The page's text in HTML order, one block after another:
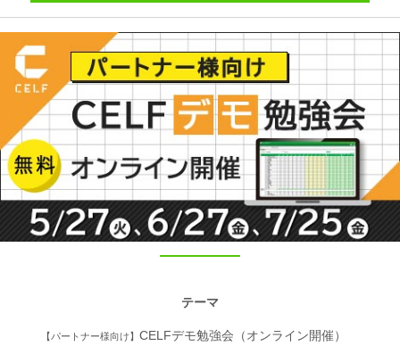
テーマ
【パートナー様向け】 CELFデモ勉強会（オンライン開催）